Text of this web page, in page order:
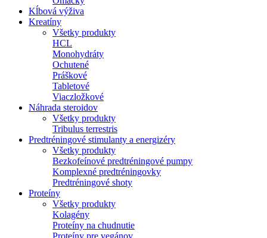
Kĺbová výživa
Kreatíny
Všetky produkty
HCL
Monohydráty
Ochutené
Práškové
Tabletové
Viaczložkové
Náhrada steroidov
Všetky produkty
Tribulus terrestris
Predtréningové stimulanty a energizéry
Všetky produkty
Bezkofeínové predtréningové pumpy
Komplexné predtréningovky
Predtréningové shoty
Proteíny
Všetky produkty
Kolagény
Proteíny na chudnutie